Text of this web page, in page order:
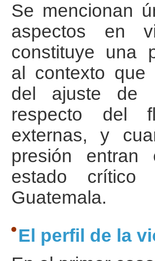
Se mencionan
aspectos en
constituye una
al contexto
del ajuste de
respecto del
externas, y
presión
estado
Guatemala.
El perfil de la